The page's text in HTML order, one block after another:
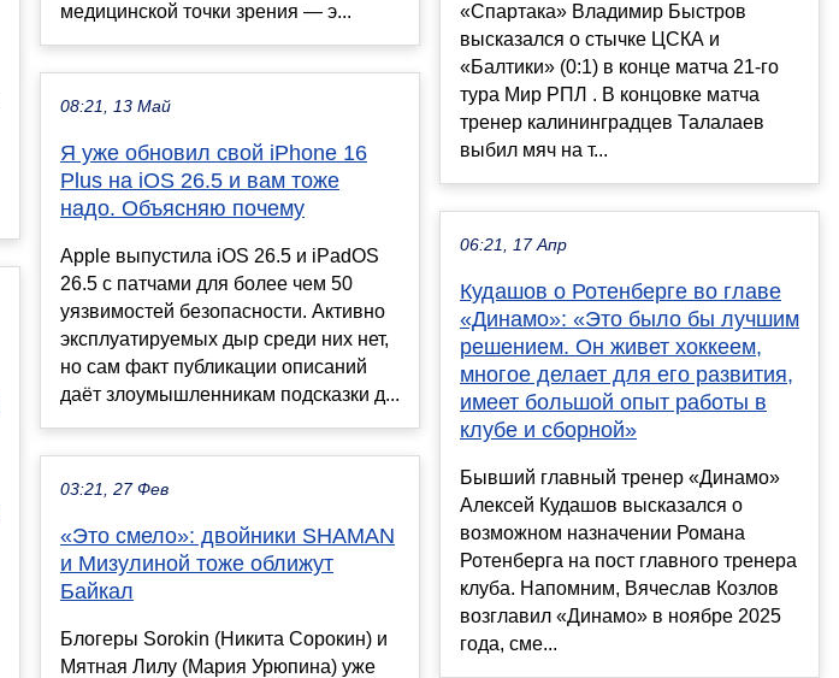
медицинской точки зрения — э...
08:21, 13 Май
Я уже обновил свой iPhone 16
Plus на iOS 26.5 и вам тоже
надо. Объясняю почему
Apple выпустила iOS 26.5 и iPadOS
26.5 с патчами для более чем 50
уязвимостей безопасности. Активно
эксплуатируемых дыр среди них нет,
но сам факт публикации описаний
даёт злоумышленникам подсказки д...
03:21, 27 Фев
«Это смело»: двойники SHAMAN
и Мизулиной тоже оближут
Байкал
Блогеры Sorokin (Никита Сорокин) и
Мятная Лилу (Мария Урюпина) уже
«Спартака» Владимир Быстров
высказался о стычке ЦСКА и
«Балтики» (0:1) в конце матча 21-го
тура Мир РПЛ . В концовке матча
тренер калининградцев Талалаев
выбил мяч на т...
06:21, 17 Апр
Кудашов о Ротенберге во главе
«Динамо»: «Это было бы лучшим
решением. Он живет хоккеем,
многое делает для его развития,
имеет большой опыт работы в
клубе и сборной»
Бывший главный тренер «Динамо»
Алексей Кудашов высказался о
возможном назначении Романа
Ротенберга на пост главного тренера
клуба. Напомним, Вячеслав Козлов
возглавил «Динамо» в ноябре 2025
года, сме...